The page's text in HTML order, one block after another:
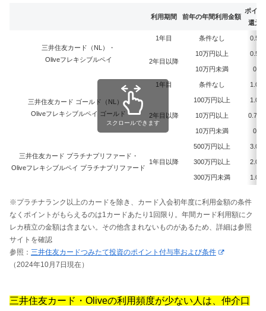
利用期間 前年の年間利用金額
ポイン
還元
三井住友カード（NL）・
Oliveフレキシブルペイ
1年目 条件なし 0.5％
2年目以降
10万円以上 0.5％
10万円未満 0％
三井住友カード ゴールド（NL）・
Oliveフレキシブルペイ ゴールド
1年目 条件なし 1.0％
2年目以降
100万円以上 1.0％
10万円以上 0.75
10万円未満 0％
三井住友カード プラチナプリファード・
Oliveフレキシブルペイ プラチナプリファード
1年目以降
500万円以上 3.0％
300万円以上 2.0％
300万円未満 1.0％
スクロールできます
※プラチナランク以上のカードを除き、カード入会初年度に利用金額の条件
なくポイントがもらえるのは1カードあたり1回限り。年間カード利用額にク
レカ積立の金額は含まない。その他含まれないものがあるため、詳細は参照
サイトを確認
参照： 三井住友カードつみたて投資のポイント付与率および条件
（2024年10月7日現在）
三井住友カード・Oliveの利用頻度が少ない人は、仲介口